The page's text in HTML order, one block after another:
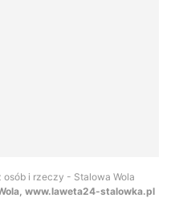
osób i rzeczy - Stalowa Wola
www.laweta24-stalowka.pl